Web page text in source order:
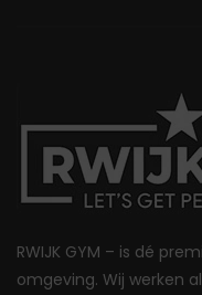
RWIJK GYM – is dé
omgeving. Wij werken